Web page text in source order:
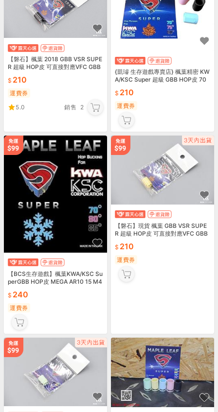
【磐石】楓葉 2018 GBB VSR SUPE
R 超級 HOP皮 可直接對應VFC GBB
210
運費券
5.0
銷售 2
{凱璿 生存遊戲專賣店} 楓葉精密 KW
A/KSC Super 超級 GBB HOP皮 70
210
運費券
【BCS生存遊戲】楓葉KWA/KSC Su
perGBB HOP皮 MEGA AR10 15 M4
240
運費券
【磐石】現貨 楓葉 GBB VSR SUPE
R 超級 HOP皮 可直接對應VFC GBB
210
運費券